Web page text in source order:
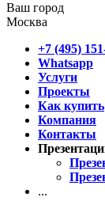
Ваш город
Москва
+7 (495)
Whatsapp
Услуги
Проекты
Как купить
Компания
Контакты
...